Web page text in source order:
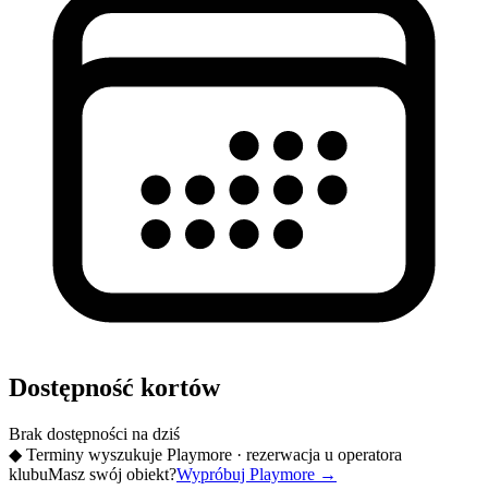
Dostępność kortów
Brak dostępności na dziś
◆ Terminy wyszukuje Playmore · rezerwacja u operatora
klubuMasz swój obiekt?Wypróbuj Playmore →